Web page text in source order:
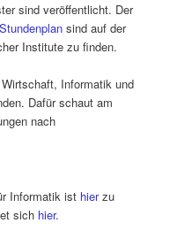
sind veröffentlicht. Der
sind auf der
Institute zu finden.
Informatik und
Dafür schaut am
nach
Informatik ist hierzu
sich hier.